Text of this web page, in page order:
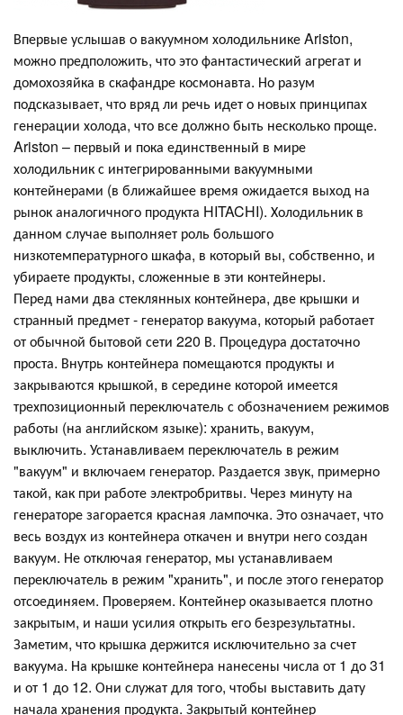
Впервые услышав о вакуумном холодильнике Ariston,
можно предположить, что это фантастический агрегат и
домохозяйка в скафандре космонавта. Но разум
подсказывает, что вряд ли речь идет о новых принципах
генерации холода, что все должно быть несколько проще.
Ariston – первый и пока единственный в мире
холодильник с интегрированными вакуумными
контейнерами (в ближайшее время ожидается выход на
рынок аналогичного продукта HITACHI). Холодильник в
данном случае выполняет роль большого
низкотемпературного шкафа, в который вы, собственно, и
убираете продукты, сложенные в эти контейнеры.
Перед нами два стеклянных контейнера, две крышки и
странный предмет - генератор вакуума, который работает
от обычной бытовой сети 220 В. Процедура достаточно
проста. Внутрь контейнера помещаются продукты и
закрываются крышкой, в середине которой имеется
трехпозиционный переключатель с обозначением режимов
работы (на английском языке): хранить, вакуум,
выключить. Устанавливаем переключатель в режим
"вакуум" и включаем генератор. Раздается звук, примерно
такой, как при работе электробритвы. Через минуту на
генераторе загорается красная лампочка. Это означает, что
весь воздух из контейнера откачен и внутри него создан
вакуум. Не отключая генератор, мы устанавливаем
переключатель в режим "хранить", и после этого генератор
отсоединяем. Проверяем. Контейнер оказывается плотно
закрытым, и наши усилия открыть его безрезультатны.
Заметим, что крышка держится исключительно за счет
вакуума. На крышке контейнера нанесены числа от 1 до 31
и от 1 до 12. Они служат для того, чтобы выставить дату
начала хранения продукта. Закрытый контейнер